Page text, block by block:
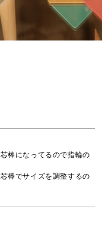
棒になってるので指輪の
棒でサイズを調整するの